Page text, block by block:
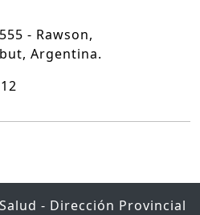
- Rawson,
Argentina.
- Dirección Provincial